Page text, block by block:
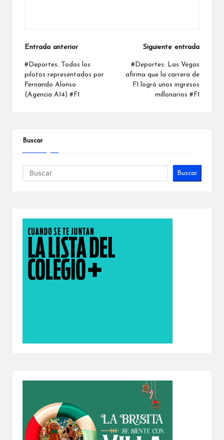
Navegación
de
entradas
Entrada anterior
#Deportes: Todos los
pilotos representados por
Fernando Alonso
(Agencia A14) #F1
Siguiente entrada
#Deportes: Las Vegas
afirma que la carrera de
F1 logró unos ingresos
millonarios #F1
Buscar
Buscar